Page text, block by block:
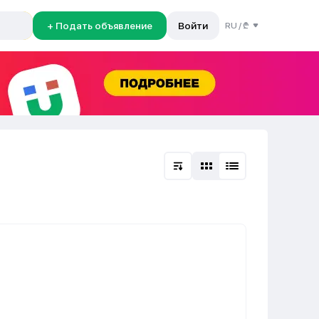
+ Подать объявление Войти RU /₾